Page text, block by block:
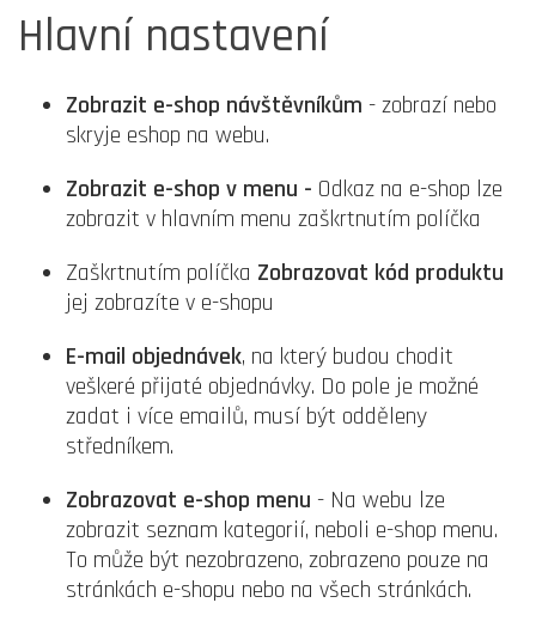
Hlavní nastavení
Zobrazit e-shop návštěvníkům - zobrazí nebo
skryje eshop na webu.
Zobrazit e-shop v menu - Odkaz na e-shop lze
zobrazit v hlavním menu zaškrtnutím políčka
Zaškrtnutím políčka Zobrazovat kód produktu
jej zobrazíte v e-shopu
E-mail objednávek, na který budou chodit
veškeré přijaté objednávky. Do pole je možné
zadat i více emailů, musí být odděleny
středníkem.
Zobrazovat e-shop menu - Na webu lze
zobrazit seznam kategorií, neboli e-shop menu.
To může být nezobrazeno, zobrazeno pouze na
stránkách e-shopu nebo na všech stránkách.